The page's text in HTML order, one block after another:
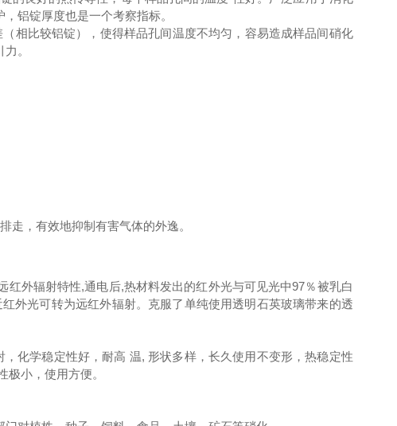
铝锭厚度也是一个考察指标。
相比较铝锭），使得样品孔间温度不均匀，容易造成样品间硝化
。
走，有效地抑制有害气体的外逸。
外辐射特性,通电后,热材料发出的红外光与可见光中97％被乳白
外光可转为远红外辐射。克服了单纯使用透明石英玻璃带来的透
化学稳定性好，耐高 温, 形状多样，长久使用不变形，热稳定性
小，使用方便。